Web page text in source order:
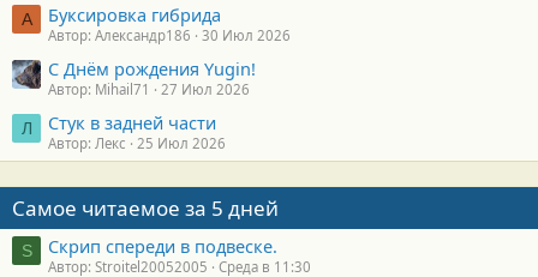
А Буксировка гибрида
Автор: Александр186 30 Июл 2026
С Днём рождения Yugin!
Автор: Mihail71 27 Июл 2026
Л Стук в задней части
Автор: Лекс 25 Июл 2026
Самое читаемое за 5 дней
S Скрип спереди в подвеске.
Автор: Stroitel20052005 Среда в 11:30